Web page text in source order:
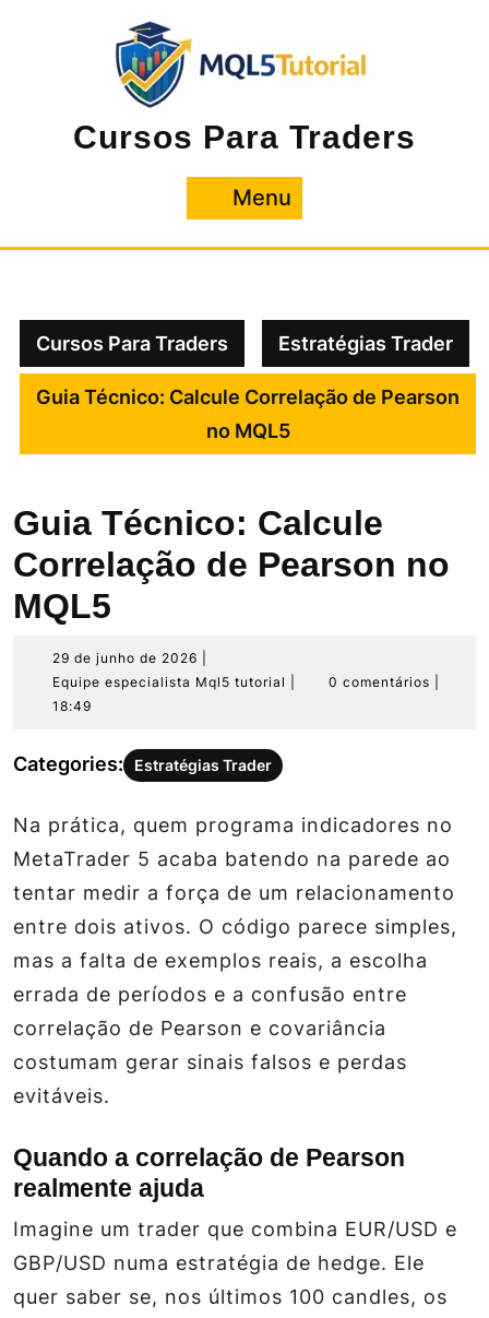
Cursos Para Traders
Menu
Cursos Para Traders Estratégias Trader
Guia Técnico: Calcule Correlação de Pearson
no MQL5
Guia Técnico: Calcule
Correlação de Pearson no
MQL5
29 de junho de 2026
de
2026
Equipe especialista Mql5 tutorial
Equipe0 comentários
18:49
Categories: Estratégias Trader
Na prática, quem programa indicadores no
MetaTrader 5 acaba batendo na parede ao
tentar medir a força de um relacionamento
entre dois ativos. O código parece simples,
mas a falta de exemplos reais, a escolha
errada de períodos e a confusão entre
correlação de Pearson e covariância
costumam gerar sinais falsos e perdas
evitáveis.
Quando a correlação de Pearson
realmente ajuda
Imagine um trader que combina EUR/USD e
GBP/USD numa estratégia de hedge. Ele
quer saber se, nos últimos 100 candles, os